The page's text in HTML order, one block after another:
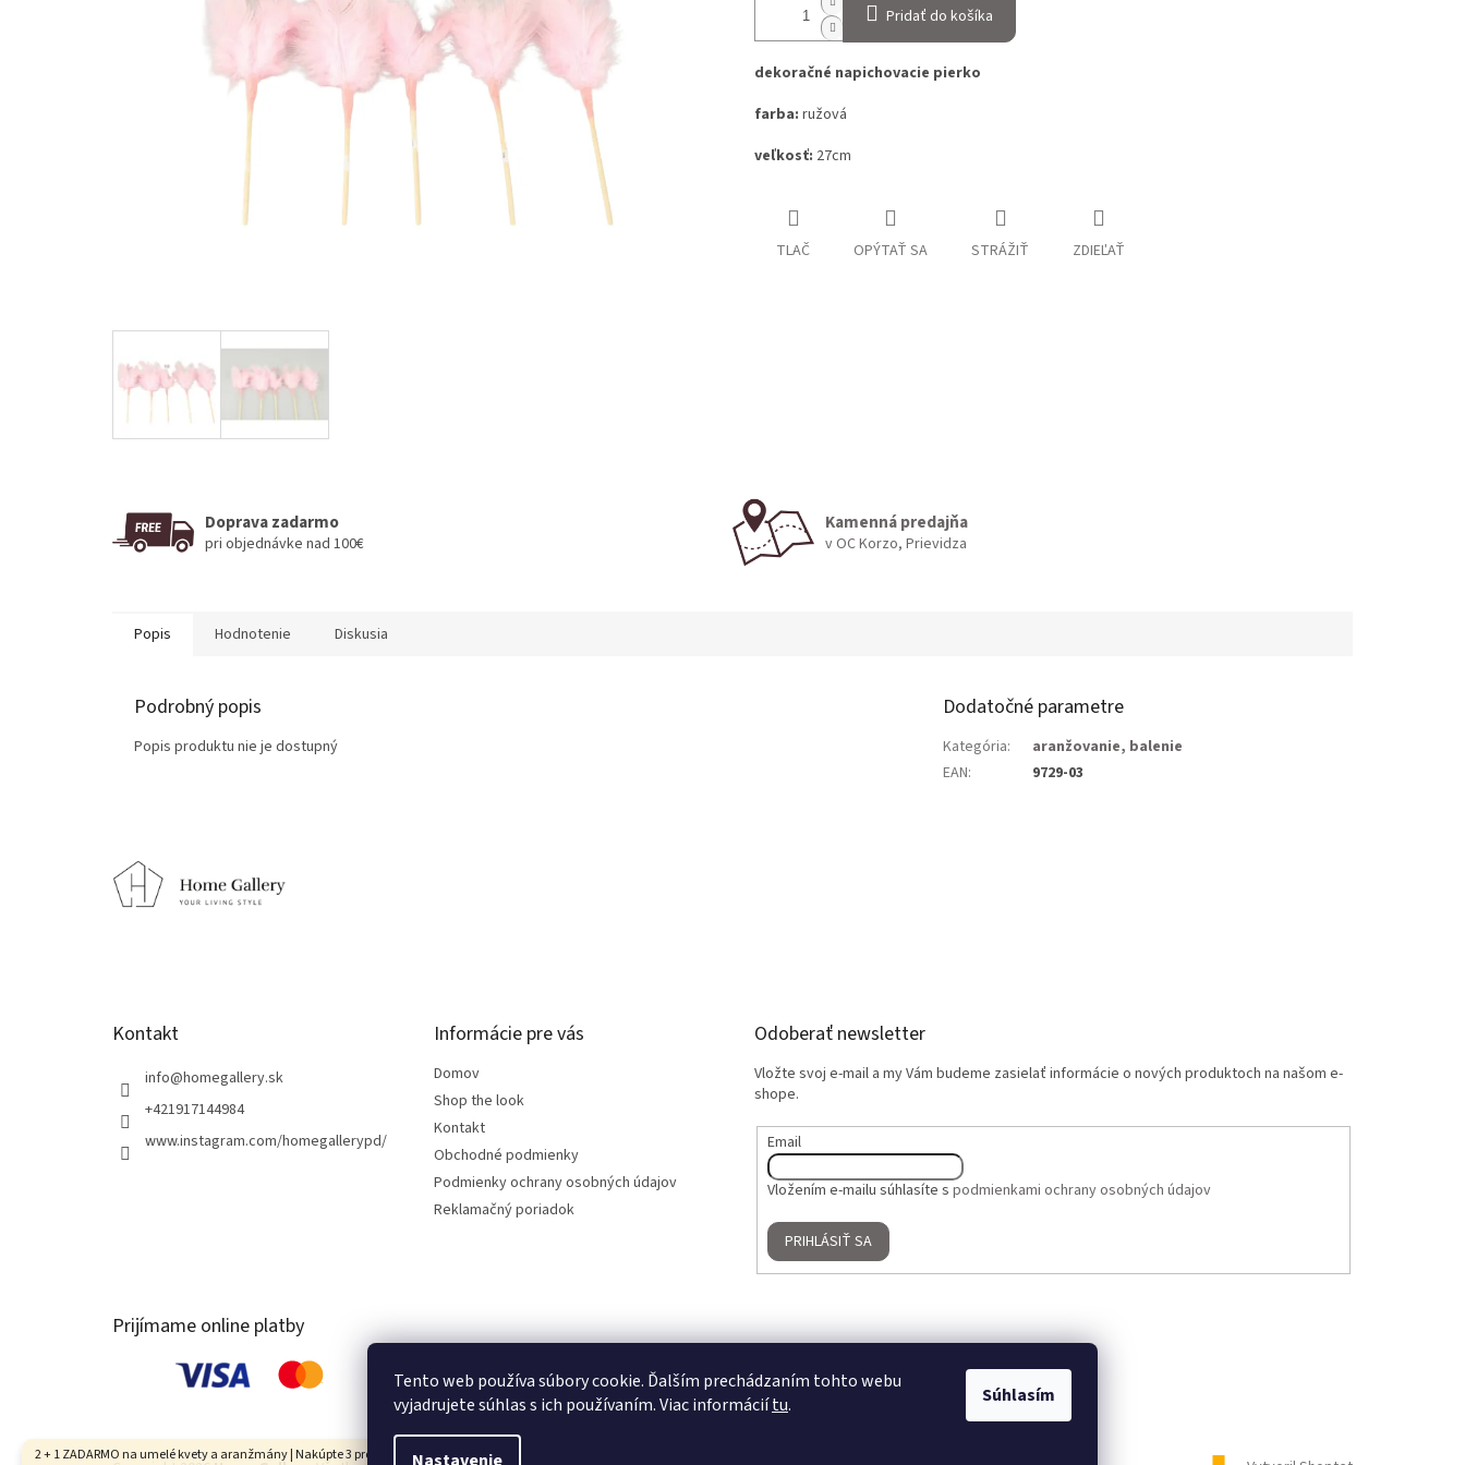
Tento web používa súbory cookie. Ďalším prechádzaním tohto webu
vyjadrujete súhlas s ich používaním. Viac informáciítu. Súhlasím
2 + 1 ZADARMO na umelé kvety a aranžmány | Nakúpte 3 produkty, najlacnejší je
Pridať do košíka
dekoračné napichovacie pierko
farba: ružová
veľkosť: 27cm
TLAČ OPÝTAŤ SA STRÁŽIŤ ZDIEĽAŤ
Doprava zadarmo
pri objednávke nad 100€
Kamenná predajňa
v OC Korzo, Prievidza
Popis Hodnotenie Diskusia
Podrobný popis
Popis produktu nie je dostupný
Dodatočné parametre
Kategória:
aranžovanie, balenie
EAN: 9729-03
Kontakt
info@homegallery.sk
+421917144984
www.instagram.com/homegallerypd/
Informácie pre vás
Domov
Shop the look
Kontakt
Obchodné podmienky
Podmienky ochrany osobných údajov
Reklamačný poriadok
Odoberať newsletter
Vložte svoj e-mail a my Vám budeme zasielať informácie o nových produktoch na našom e-
shope.
Email
Vložením e-mailu súhlasíte s podmienkami ochrany osobných údajov
PRIHLÁSIŤ SA
Prijímame online platby